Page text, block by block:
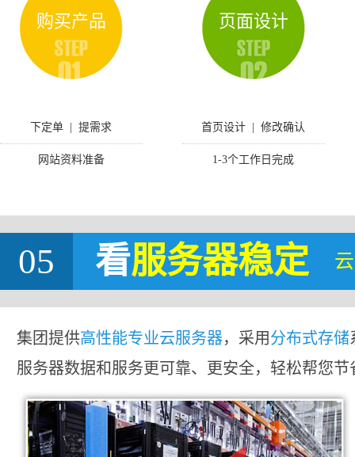
购买产品
下定单 | 提需求
网站资料准备
页面设计
首页设计 | 修改确认
1-3个工作日完成
05 看服务器稳定
集团提供高性能专业云服务器，采用分布式存储
服务器数据和服务更可靠、更安全，轻松帮您节